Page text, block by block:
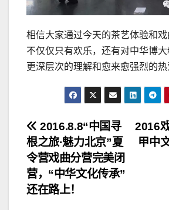
相信大家通过今天的茶艺体验和
不仅仅只有欢乐，还有对中华博
更深层次的理解和愈来愈强烈的热
文
章
导
2016
甲中
2016.8.8“中国寻
根之旅·魅力北京”夏
令营戏曲分营完美闭
营，“中华文化传承”
还在路上！